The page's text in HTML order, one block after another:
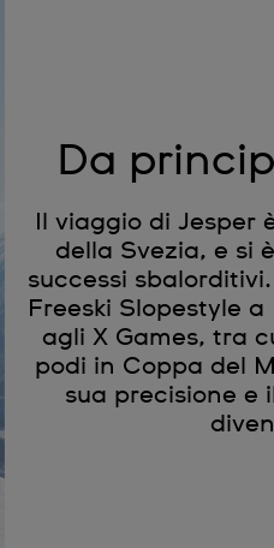
Da
Il viaggio di
della Svezia, e si
successi
Freeski Slopestyle
agli X Games, tra
podi in Coppa del
sua precisione e